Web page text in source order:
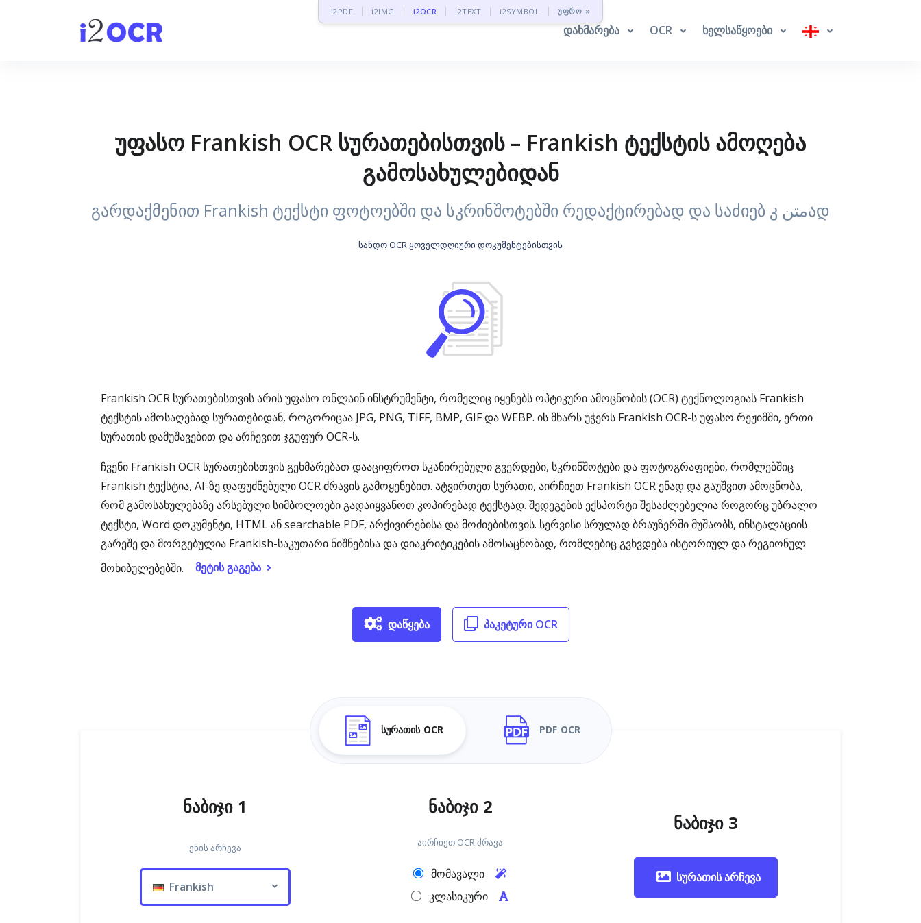
i2PDF i2IMG i2OCR i2TEXT i2SYMBOL უფრო »
დახმარება OCR ხელსაწყოები
უფასო Frankish OCR სურათებისთვის – Frankish ტექსტის ამოღება
გამოსახულებიდან
გარდაქმენით Frankish ტექსტი ფოტოებში და სკრინშოტებში რედაქტირებად და საძიებ კ متنად
სანდო OCR ყოველდღიური დოკუმენტებისთვის
Frankish OCR სურათებისთვის არის უფასო ონლაინ ინსტრუმენტი, რომელიც იყენებს ოპტიკური ამოცნობის (OCR) ტექნოლოგიას Frankish
ტექსტის ამოსაღებად სურათებიდან, როგორიცაა JPG, PNG, TIFF, BMP, GIF და WEBP. ის მხარს უჭერს Frankish OCR-ს უფასო რეჟიმში, ერთი
სურათის დამუშავებით და არჩევით ჯგუფურ OCR-ს.
ჩვენი Frankish OCR სურათებისთვის გეხმარებათ დააციფროთ სკანირებული გვერდები, სკრინშოტები და ფოტოგრაფიები, რომლებშიც
Frankish ტექსტია, AI-ზე დაფუძნებული OCR ძრავის გამოყენებით. ატვირთეთ სურათი, აირჩიეთ Frankish OCR ენად და გაუშვით ამოცნობა,
რომ გამოსახულებაზე არსებული სიმბოლოები გადაიყვანოთ კოპირებად ტექსტად. შედეგების ექსპორტი შესაძლებელია როგორც უბრალო
ტექსტი, Word დოკუმენტი, HTML ან searchable PDF, არქივირებისა და მოძიებისთვის. სერვისი სრულად ბრაუზერში მუშაობს, ინსტალაციის
გარეშე და მორგებულია Frankish-საკუთარი ნიშნებისა და დიაკრიტიკების ამოსაცნობად, რომლებიც გვხვდება ისტორიულ და რეგიონულ
მოხიბულებებში.
მეტის გაგება
დაწყება პაკეტური OCR
სურათის OCR PDF OCR
ნაბიჯი 1
ენის არჩევა
Frankish
ნაბიჯი 2
აირჩიეთ OCR ძრავა
მომავალი
კლასიკური
ნაბიჯი 3
სურათის არჩევა